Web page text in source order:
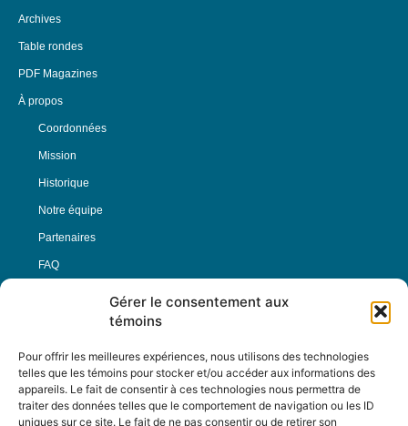
Gérer le consentement aux
témoins
Pour offrir les meilleures expériences, nous utilisons des technologies
telles que les témoins pour stocker et/ou accéder aux informations des
appareils. Le fait de consentir à ces technologies nous permettra de
traiter des données telles que le comportement de navigation ou les ID
uniques sur ce site. Le fait de ne pas consentir ou de retirer son
Archives
Table rondes
PDF Magazines
À propos
Coordonnées
Mission
Historique
Notre équipe
Partenaires
FAQ
Nous Suivre